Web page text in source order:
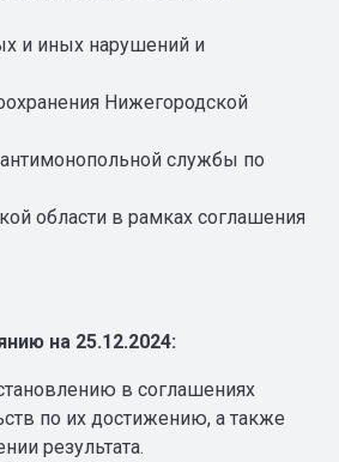
и иных нарушений и
Нижегородской
службы по
области в рамках соглашения
на 25.12.2024:
в соглашениях
по их достижению, а также
результата.